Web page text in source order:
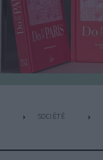
SOCIÉTÉ